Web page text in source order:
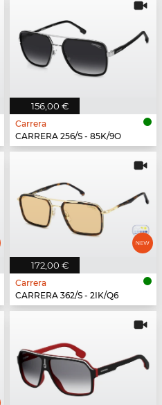
156,00 €
Carrera
CARRERA 256/S - 85K/9O
172,00 €
Carrera
CARRERA 362/S - 2IK/Q6